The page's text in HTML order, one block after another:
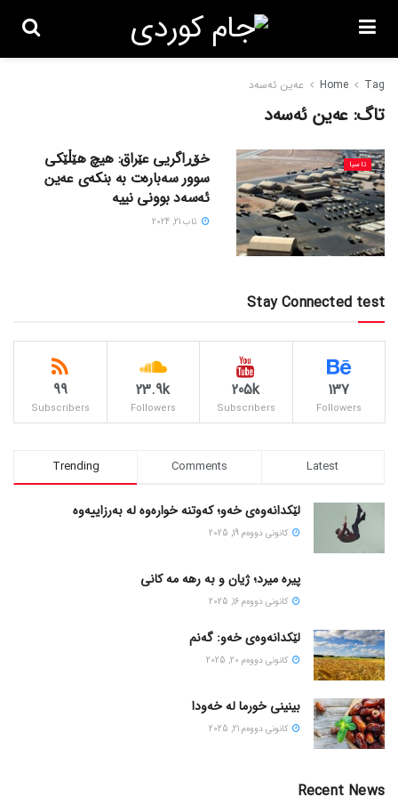
Home Tag عەین ئەسەد
تاگ: عەین ئەسەد
ئاسیا
خۆڕاگریی عێراق: هیچ هێڵێکی
سوور سەبارەت بە بنکەی عەین
ئەسەد بوونی نییە
ئاب 21, 2024
Stay Connected test
137
Followers
205k
Subscribers
23.9k
Followers
99
Subscribers
Trending Comments Latest
لێکدانەوەی خەو؛ کەوتنە خوارەوە لە بەرزاییەوە
كانونی دووه‌م 19, 2025
پیره میرد؛ ژیان و به رهه مه کانی
كانونی دووه‌م 16, 2025
لێکدانەوەی خەو: گەنم
كانونی دووه‌م 20, 2025
بینینی خورما لە خەودا
كانونی دووه‌م 21, 2025
Recent News